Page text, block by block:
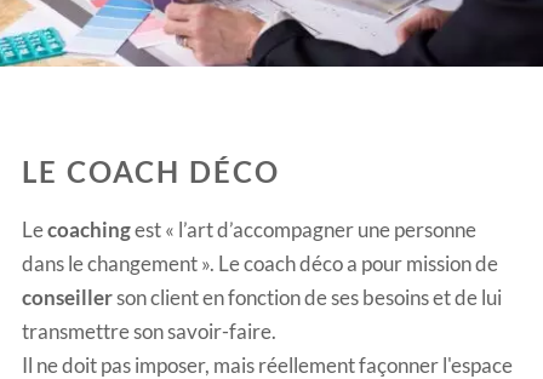
LE COACH DÉCO
Lecoachingest « l’art d’accompagner une personne
dans le changement ». Le coach déco a pour mission de
conseillerson client en fonction de ses besoins et de lui
transmettre son savoir-faire.
Il ne doit pas imposer, mais réellement façonner l'espace